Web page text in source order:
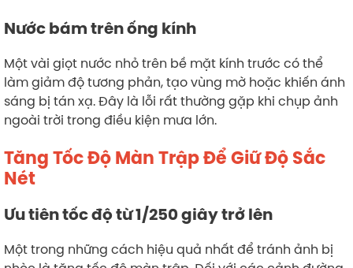
Nước bám trên ống kính
Một vài giọt nước nhỏ trên bề mặt kính trước có thể
làm giảm độ tương phản, tạo vùng mờ hoặc khiến ánh
sáng bị tán xạ. Đây là lỗi rất thường gặp khi chụp ảnh
ngoài trời trong điều kiện mưa lớn.
Tăng Tốc Độ Màn Trập Để Giữ Độ Sắc
Nét
Ưu tiên tốc độ từ 1/250 giây trở lên
Một trong những cách hiệu quả nhất để tránh ảnh bị